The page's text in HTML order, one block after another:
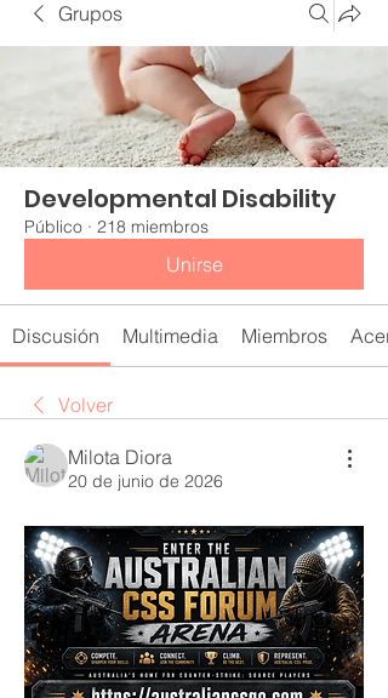
Grupos
Developmental Disability
Público · 218 miembros
Unirse
Discusión Multimedia Miembros
Volver
Milota Diora
20 de junio de 2026